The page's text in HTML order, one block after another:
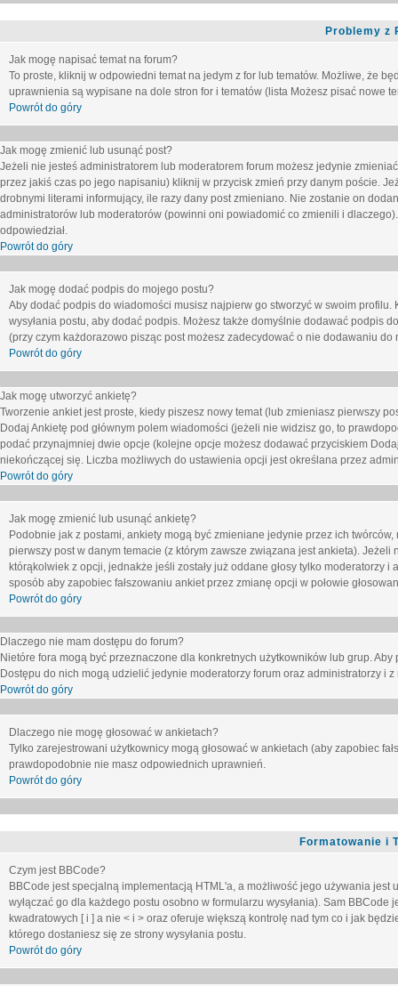
Problemy z
Jak mogę napisać temat na forum?
To proste, kliknij w odpowiedni temat na jedym z for lub tematów. Możliwe, że
uprawnienia są wypisane na dole stron for i tematów (lista Możesz pisać nowe
Powrót do góry
Jak mogę zmienić lub usunąć post?
Jeżeli nie jesteś administratorem lub moderatorem forum możesz jedynie
przez jakiś czas po jego napisaniu) kliknij w przycisk zmień przy danym poście.
drobnymi literami informujący, ile razy dany post zmieniano. Nie zostanie on
administratorów lub moderatorów (powinni oni powiadomić co zmienili i
odpowiedział.
Powrót do góry
Jak mogę dodać podpis do mojego postu?
Aby dodać podpis do wiadomości musisz najpierw go stworzyć w swoim
wysyłania postu, aby dodać podpis. Możesz także domyślnie dodawać podpis
(przy czym każdorazowo pisząc post możesz zadecydować o nie dodawaniu
Powrót do góry
Jak mogę utworzyć ankietę?
Tworzenie ankiet jest proste, kiedy piszesz nowy temat (lub zmieniasz pierwszy
Dodaj Ankietę pod głównym polem wiadomości (jeżeli nie widzisz go, to
podać przynajmniej dwie opcje (kolejne opcje możesz dodawać przyciskiem
niekończącej się. Liczba możliwych do ustawienia opcji jest określana przez
Powrót do góry
Jak mogę zmienić lub usunąć ankietę?
Podobnie jak z postami, ankiety mogą być zmieniane jedynie przez ich
pierwszy post w danym temacie (z którym zawsze związana jest ankieta).
którąkolwiek z opcji, jednakże jeśli zostały już oddane głosy tylko
sposób aby zapobiec fałszowaniu ankiet przez zmianę opcji w połowie
Powrót do góry
Dlaczego nie mam dostępu do forum?
Nietóre fora mogą być przeznaczone dla konkretnych użytkowników lub grup.
Dostępu do nich mogą udzielić jedynie moderatorzy forum oraz administratorzy i
Powrót do góry
Dlaczego nie mogę głosować w ankietach?
Tylko zarejestrowani użytkownicy mogą głosować w ankietach (aby zapobiec
prawdopodobnie nie masz odpowiednich uprawnień.
Powrót do góry
Formatowanie i
Czym jest BBCode?
BBCode jest specjalną implementacją HTML'a, a możliwość jego używania
wyłączać go dla każdego postu osobno w formularzu wysyłania). Sam
kwadratowych [ i ] a nie < i > oraz oferuje większą kontrolę nad tym co i jak
którego dostaniesz się ze strony wysyłania postu.
Powrót do góry